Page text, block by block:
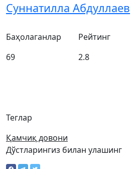
Суннатилла Абдуллаев
Теглар
Қамчиқ довони
Баҳолаганлар
69
Рейтинг
2.8
Дўстларингиз билан улашинг